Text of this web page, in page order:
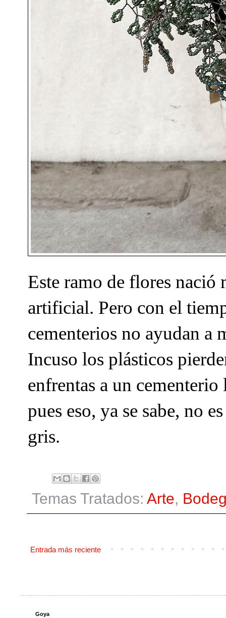
Este ramo de flores
artificial. Pero con el
cementerios no ayudan a
Incuso los plásticos
enfrentas a un
pues eso, ya se sabe, no
gris.
Temas Tratados: Arte,
Entrada más reciente
Goya